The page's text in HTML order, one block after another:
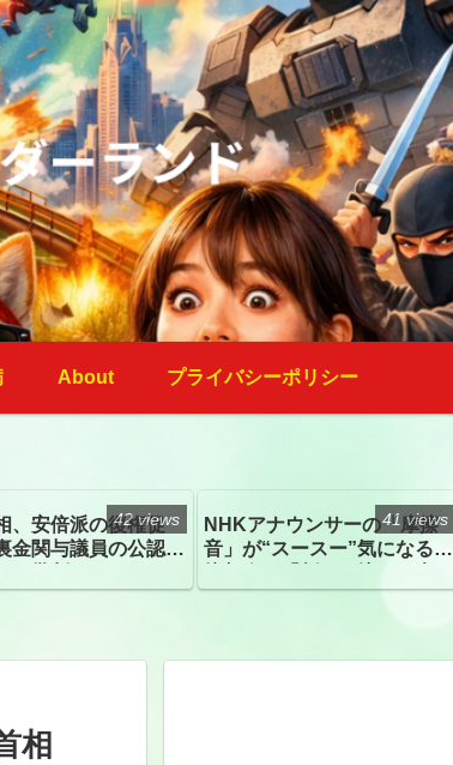
About プライバシーポリシー
、安倍派の復権促
関与議員の公認、
42 views
NHKアナウンサーの「摩擦
音」が“スースー”気になる指
聴こえる。聴きづらい」
41 views
相